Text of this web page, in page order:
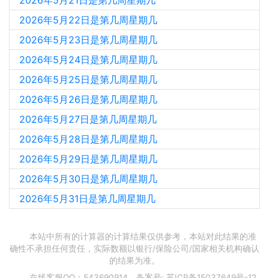
2026年5月22日是第几周星期几
2026年5月23日是第几周星期几
2026年5月24日是第几周星期几
2026年5月25日是第几周星期几
2026年5月26日是第几周星期几
2026年5月27日是第几周星期几
2026年5月28日是第几周星期几
2026年5月29日是第几周星期几
2026年5月30日是第几周星期几
2026年5月31日是第几周星期几
本站中所有的计算器的计算结果仅供参考，本站对此结果的准
确性不承担任何责任，实际数额以银行/保险公司/国家相关机构确认
的结果为准。